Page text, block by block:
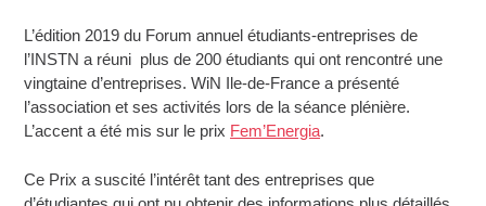
L’édition 2019 du Forum annuel étudiants-entreprises de
l’INSTN a réuni plus de 200 étudiants qui ont rencontré une
vingtaine d’entreprises. WiN Ile-de-France a présenté
l’association et ses activités lors de la séance plénière.
L’accent a été mis sur le prix Fem’Energia.
Ce Prix a suscité l’intérêt tant des entreprises que